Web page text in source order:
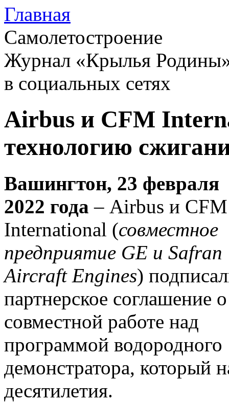
Главная
Самолетостроение
Журнал «Крылья
в социальных сетях
Airbus и CFM
технологию
Вашингтон, 23 февраля
2022 года – Airbus и CFM
International (совместное
предприятие GE и Safran
Aircraft Engines)
партнерское соглашение о
совместной работе над
программой водородного
демонстратора, который
десятилетия.